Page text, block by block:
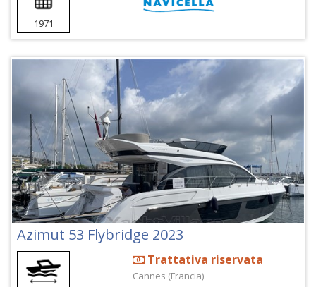
1971
Azimut 53 Flybridge 2023
Trattativa riservata
Cannes (Francia)